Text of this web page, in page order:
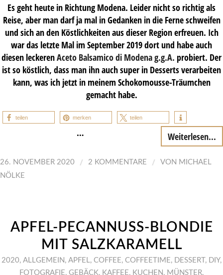
Es geht heute in Richtung Modena. Leider nicht so richtig als
Reise, aber man darf ja mal in Gedanken in die Ferne schweifen
und sich an den Köstlichkeiten aus dieser Region erfreuen. Ich
war das letzte Mal im September 2019 dort und habe auch
diesen leckerenAceto Balsamico di Modena g.g.A. probiert. Der
ist so köstlich, dass man ihn auch super in Desserts verarbeiten
kann, was ich jetzt in meinem Schokomousse-Träumchen
gemacht habe.
teilen merken teilen
… Weiterlesen...
26. NOVEMBER 2020 / 2 KOMMENTARE / VON MICHAEL
NÖLKE
APFEL-PECANNUSS-BLONDIE
MIT SALZKARAMELL
2020, ALLGEMEIN , APFEL, COFFEE, COFFEETIME, DESSERT, DIY,
FOTOGRAFIE, GEBÄCK, KAFFEE, KUCHEN , MÜNSTER,